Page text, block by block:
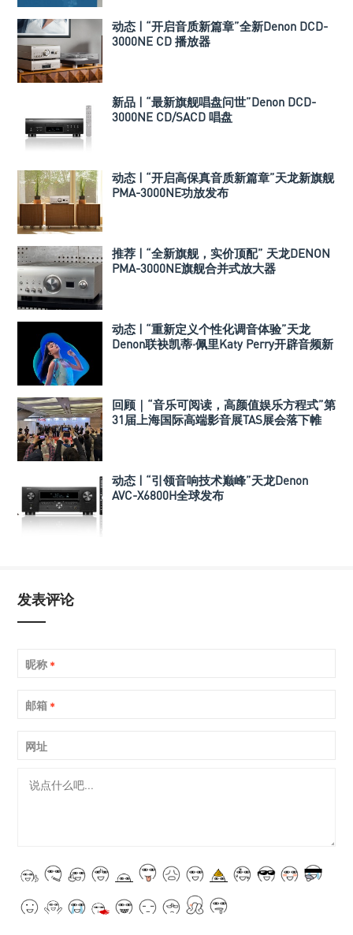
动态 | “开启音质新篇章”全新Denon DCD-
3000NE CD 播放器
新品 | “最新旗舰唱盘问世”Denon DCD-
3000NE CD/SACD 唱盘
动态 | “开启高保真音质新篇章”天龙新旗舰
PMA-3000NE功放发布
推荐 | “全新旗舰，实价顶配” 天龙DENON
PMA-3000NE旗舰合并式放大器
动态 | “重新定义个性化调音体验”天龙
Denon联袂凯蒂·佩里Katy Perry开辟音频新
回顾｜“音乐可阅读，高颜值娱乐方程式”第
31届上海国际高端影音展TAS展会落下帷
动态 | “引领音响技术巅峰”天龙Denon
AVC-X6800H全球发布
发表评论
昵称 *
邮箱 *
网址